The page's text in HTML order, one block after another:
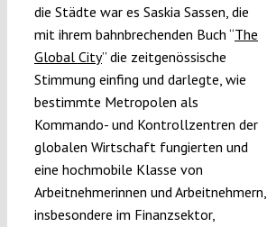
die Städte war es Saskia Sassen, die
mit ihrem bahnbrechenden Buch “The
Global City” die zeitgenössische
Stimmung einfing und darlegte, wie
bestimmte Metropolen als
Kommando- und Kontrollzentren der
globalen Wirtschaft fungierten und
eine hochmobile Klasse von
Arbeitnehmerinnen und Arbeitnehmern,
insbesondere im Finanzsektor,